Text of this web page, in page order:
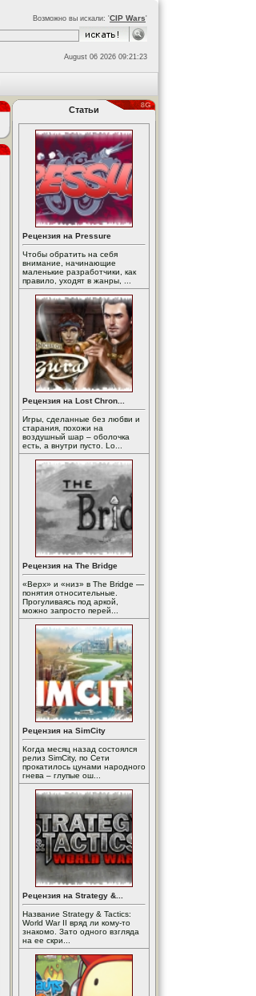
Возможно вы искали: 'CIP Wars'
August 06 2026 09:21:23
Статьи
Рецензия на Pressure
Чтобы обратить на себя
внимание, начинающие
маленькие разработчики, как
правило, уходят в жанры, ...
Рецензия на Lost Chron...
Игры, сделанные без любви и
старания, похожи на
воздушный шар – оболочка
есть, а внутри пусто. Lo...
Рецензия на The Bridge
«Верх» и «низ» в The Bridge —
понятия относительные.
Прогуливаясь под аркой,
можно запросто перей...
Рецензия на SimCity
Когда месяц назад состоялся
релиз SimCity, по Сети
прокатилось цунами народного
гнева – глупые ош...
Рецензия на Strategy &...
Название Strategy & Tactics:
World War II вряд ли кому-то
знакомо. Зато одного взгляда
на ее скри...